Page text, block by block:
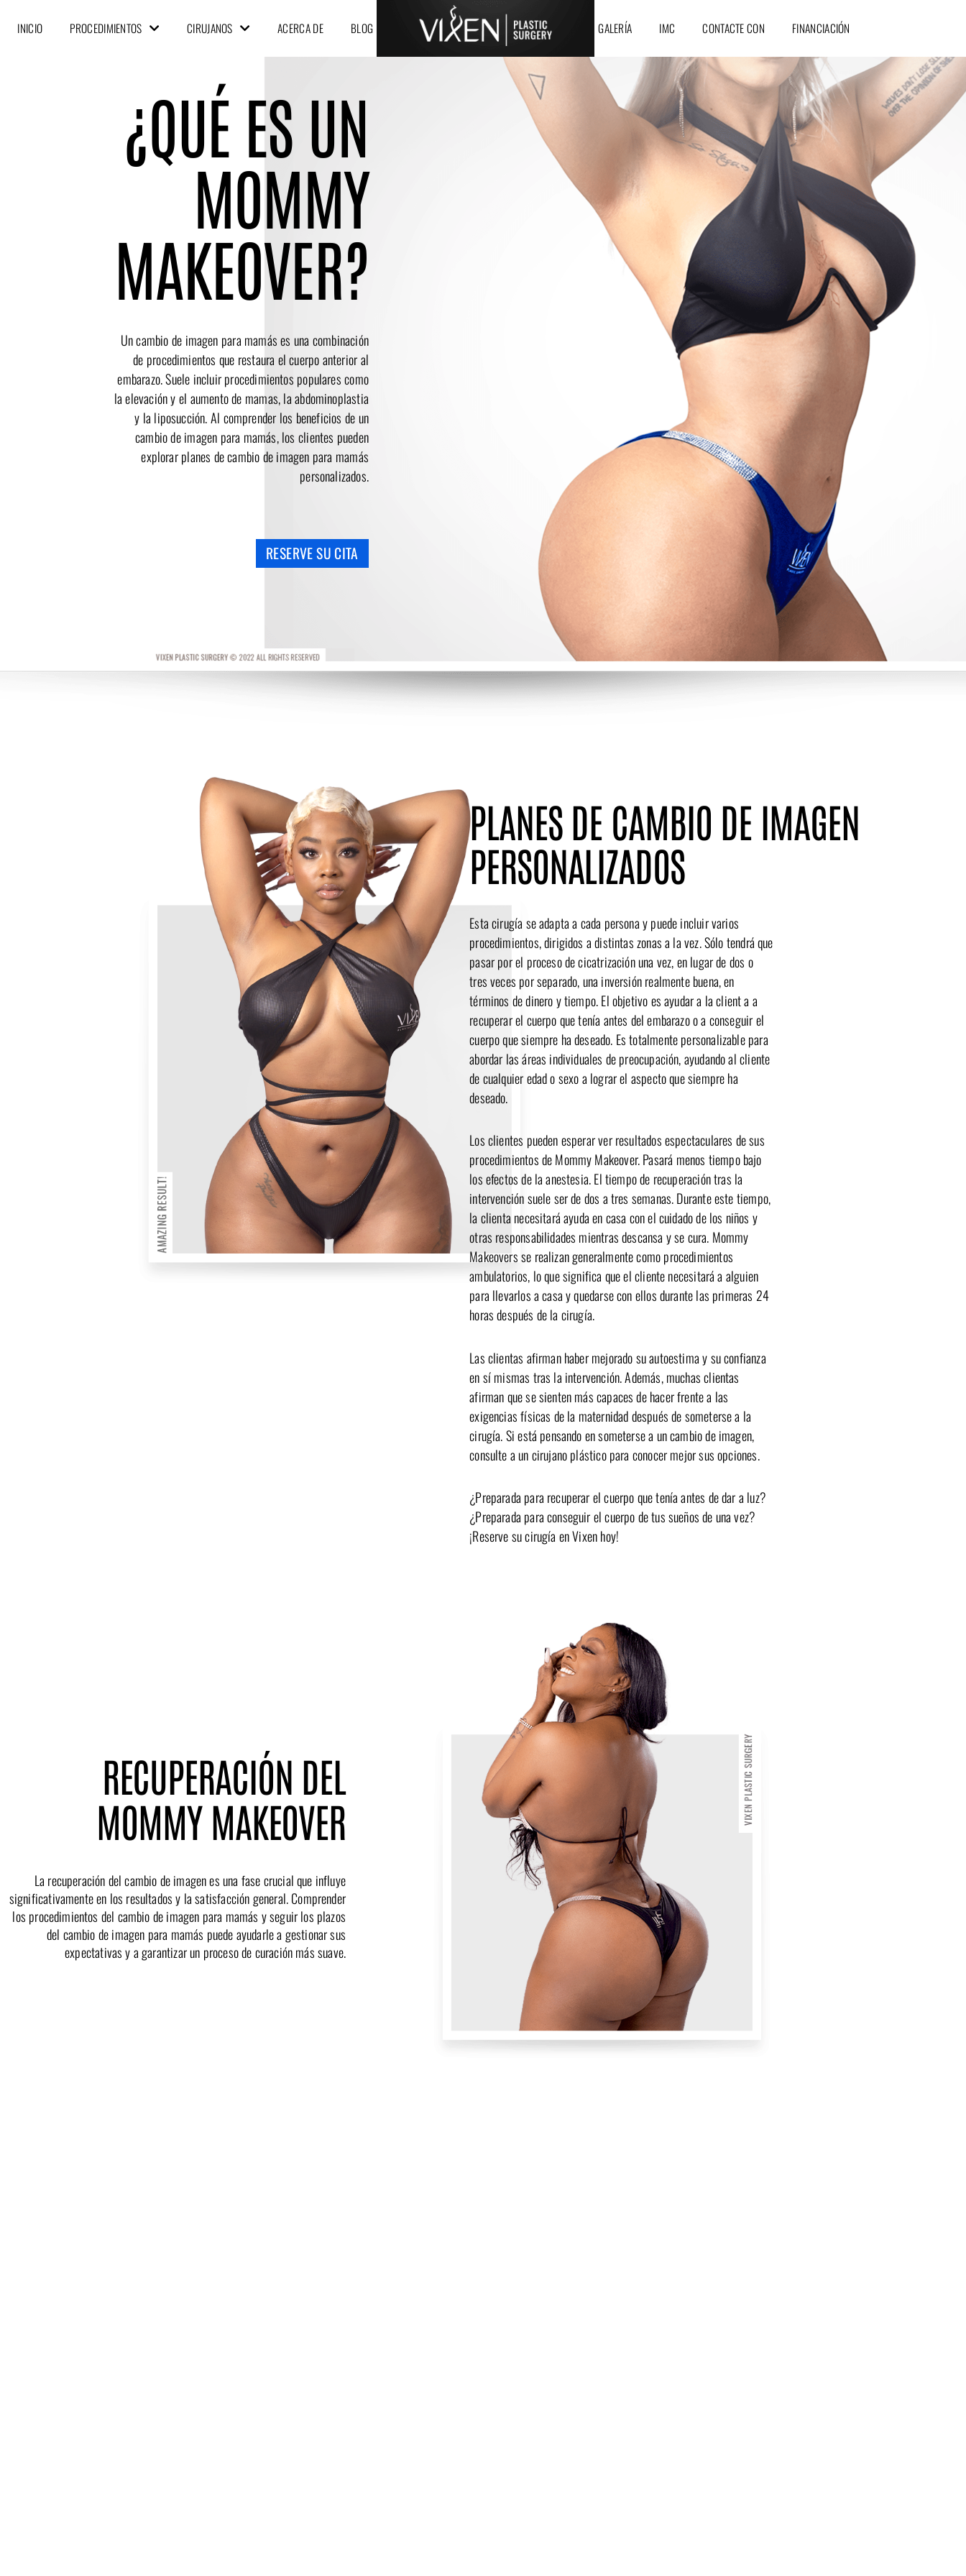
INICIO PROCEDIMIENTOS CIRUJANOS ACERCA DE BLOG GALERÍA IMC CONTACTE CON FINANCIACIÓN
¿QUÉ ES UN
MOMMY
MAKEOVER?
Un cambio de imagen para mamás es una combinación
de procedimientos que restaura el cuerpo anterior al
embarazo. Suele incluir procedimientos populares como
la elevación y el aumento de mamas, la abdominoplastia
y la liposucción. Al comprender los beneficios de un
cambio de imagen para mamás, los clientes pueden
explorar planes de cambio de imagen para mamás
personalizados.
RESERVE SU CITA
PLANES DE CAMBIO DE IMAGEN
PERSONALIZADOS
Esta cirugía se adapta a cada persona y puede incluir varios
procedimientos, dirigidos a distintas zonas a la vez. Sólo tendrá que
pasar por el proceso de cicatrización una vez, en lugar de dos o
tres veces por separado, una inversión realmente buena, en
términos de dinero y tiempo. Elobjetivo es ayudar a la clienta a
recuperar el cuerpo que tenía antes del embarazo o a conseguir el
cuerpo que siempre ha deseado. Es totalmente personalizable para
abordar las áreas individuales de preocupación, ayudandoal cliente
de cualquier edad o sexo a lograr el aspecto que siempre ha
deseado.
Losclientes pueden esperar ver resultados espectaculares de sus
procedimientos de Mommy Makeover. Pasará menos tiempo bajo
los efectos de la anestesia. El tiempo de recuperación tras la
intervención suele ser de dos a tres semanas. Durante este tiempo,
la clienta necesitará ayuda en casa con el cuidado de los niños y
otras responsabilidades mientras descansa y se cura. Mommy
Makeovers se realizan generalmente como procedimientos
ambulatorios, lo que significa que el cliente necesitará a alguien
para llevarlos a casa y quedarse con ellos durante las primeras 24
horas después de la cirugía.
Lasclientas afirman haber mejorado su autoestima y su confianza
en sí mismas tras la intervención. Además, muchas clientas
afirman que se sienten más capaces de hacer frente a las
exigencias físicas de la maternidad después de someterse a la
cirugía. Si está pensando en someterse a un cambio de imagen,
consulte a un cirujano plástico para conocer mejor sus opciones.
¿Preparada para recuperar el cuerpo que tenía antes de dar a luz?
¿Preparada para conseguir el cuerpo de tus sueños de una vez?
¡Reserve su cirugía en Vixen hoy!
RECUPERACIÓN DEL
MOMMY MAKEOVER
La recuperación del cambio de imagen es una fase crucial que influye
significativamente en los resultados y la satisfacción general. Comprender
los procedimientos del cambio de imagen para mamás y seguir los plazos
del cambio de imagen para mamás puede ayudarle a gestionar sus
expectativas y a garantizar un proceso de curación más suave.